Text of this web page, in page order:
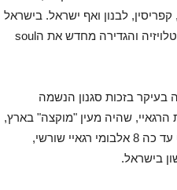
לבנון ואף ישראל. בישראל
הלהקה ביקרה לראשונה ב1968 ונקראה "הקוקטיילס" . הלהקה אף הופיעה בטלויזיה והגדירה מחדש את הsoul
בעיקר בזכות סגנון הנשמה
לקראת סוף שנות ה-70, "גילה מחדש" את הרגאיי, שהיה מעין "מוקצה" בארץ,
והחליט להשקיע את מרצו בהחדרת הסגנון למיינסטרים הישראלי. הוא הקליט עד כה 8 אלבומי רגאיי שורשי,